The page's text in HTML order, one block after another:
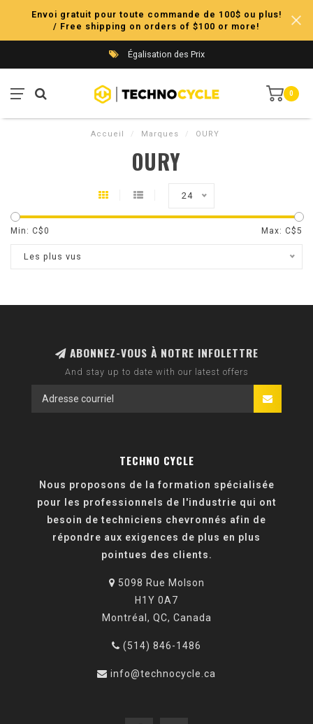
Envoi gratuit pour toute commande de 100$ ou plus!
/ Free shipping on orders of $100 or more!
Égalisation des Prix
0
Accueil / Marques / OURY
OURY
24
Min: C$0 Max: C$5
Les plus vus
ABONNEZ-VOUS À NOTRE INFOLETTRE
And stay up to date with our latest offers
TECHNO CYCLE
Nous proposons de la formation spécialisée
pour les professionnels de l'industrie qui ont
besoin de techniciens chevronnés afin de
répondre aux exigences de plus en plus
pointues des clients.
5098 Rue Molson
H1Y 0A7
Montréal, QC, Canada
(514) 846-1486
info@technocycle.ca